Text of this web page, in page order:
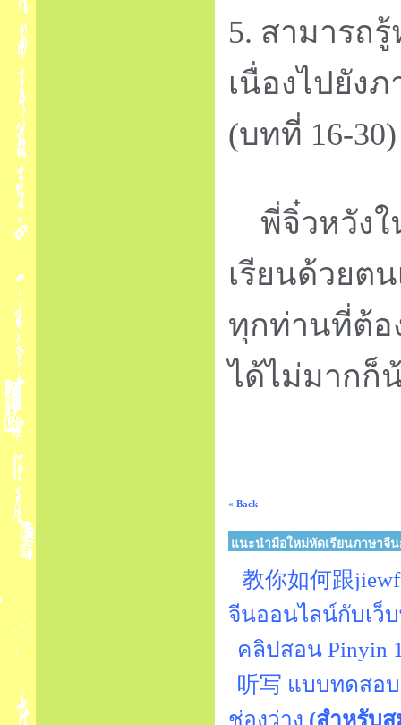
5. สามารถ
เนื่องไปยัง
(บทที่ 16-
พี่จิ๋วหวังใ
เรียนด้วยต
ทุกท่านที่ต้อ
ได้ไม่มากก็
« Back
แนะนำมือใหม่หัดเรียนภาษาจีน
教你如何跟
จีนออนไลน์กับเว็
คลิปสอน Pinyin
听写 แบบทดสอ
ช่องว่าง (สำหรับ